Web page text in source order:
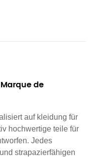
de
auf kleidung für
hochwertige teile für
Jedes
strapazierfähigen